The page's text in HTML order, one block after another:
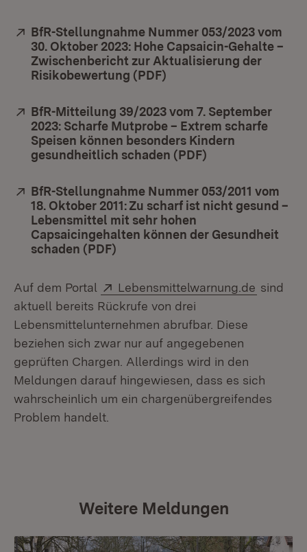
Extern:
BfR-Stellungnahme Nummer 053/2023 vom
30. Oktober 2023: Hohe Capsaicin-Gehalte –
Zwischenbericht zur Aktualisierung der
Risikobewertung (PDF)
Extern:
BfR-Mitteilung 39/2023 vom 7. September
2023: Scharfe Mutprobe – Extrem scharfe
Speisen können besonders Kindern
gesundheitlich schaden (PDF)
Extern:
BfR-Stellungnahme Nummer 053/2011 vom
18. Oktober 2011: Zu scharf ist nicht gesund –
Lebensmittel mit sehr hohen
Capsaicingehalten können der Gesundheit
schaden (PDF)
Auf dem Portal Extern:
Lebensmittelwarnung.de (Öffnet
sind
aktuell bereits Rückrufe von drei
Lebensmittelunternehmen abrufbar. Diese
beziehen sich zwar nur auf angegebenen
geprüften Chargen. Allerdings wird in den
Meldungen darauf hingewiesen, dass es sich
wahrscheinlich um ein chargenübergreifendes
Problem handelt.
Weitere Meldungen